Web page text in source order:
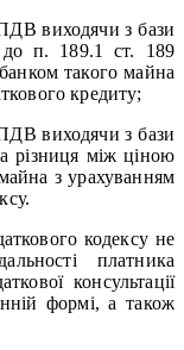
виходячи з бази
до п. 189.1 ст. 189
такого майна
кредиту;
виходячи з бази
різниця між ціною
з урахуванням
кодексу не
платника
консультації
формі, а також